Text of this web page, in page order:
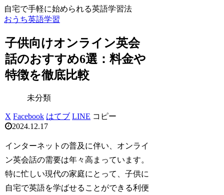
自宅で手軽に始められる英語学習法
おうち英語学習
子供向けオンライン英会
話のおすすめ6選：料金や
特徴を徹底比較
未分類
X Facebook はてブ LINE コピー
2024.12.17
インターネットの普及に伴い、オンライ
ン英会話の需要は年々高まっています。
特に忙しい現代の家庭にとって、子供に
自宅で英語を学ばせることができる利便